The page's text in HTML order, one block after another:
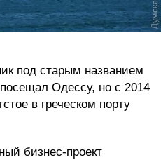
под старым названием
посещал Одессу, но с 2014
в греческом порту
бизнес-проект